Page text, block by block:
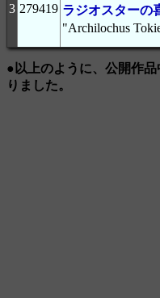
3 279419 ラジオスターの
"Archilochus
●以上のように、公開作
りました。